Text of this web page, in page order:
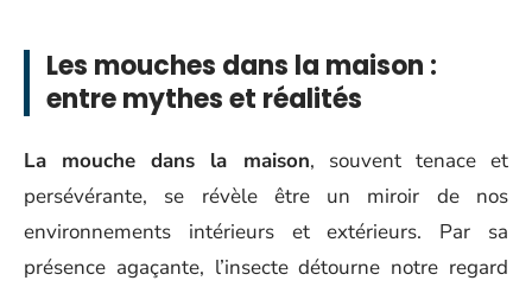
Les mouches dans la maison :
entre mythes et réalités
La mouche dans la maison, souvent tenace et
persévérante, se révèle être un miroir de nos
environnements intérieurs et extérieurs. Par sa
présence agaçante, l’insecte détourne notre regard